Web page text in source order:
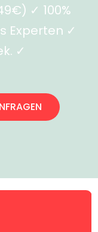
✓ 100%
Experten ✓
✓